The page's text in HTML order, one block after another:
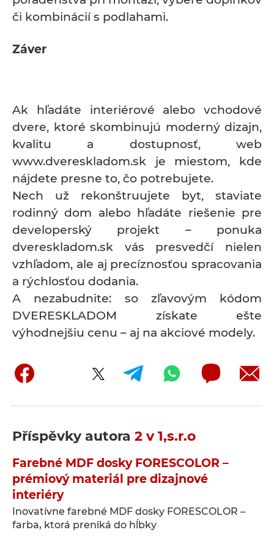
či kombinácií s podlahami.
Záver
Ak hľadáte interiérové alebo vchodové
dvere, ktoré skombinujú moderný dizajn,
kvalitu a dostupnosť, web
www.dvereskladom.sk je miestom, kde
nájdete presne to, čo potrebujete.
Nech už rekonštruujete byt, staviate
rodinný dom alebo hľadáte riešenie pre
developerský projekt – ponuka
dvereskladom.sk vás presvedčí nielen
vzhľadom, ale aj precíznosťou spracovania
a rýchlosťou dodania.
A nezabudnite: so zľavovým kódom
DVERESKLADOM získate ešte
výhodnejšiu cenu – aj na akciové modely.
Příspěvky autora 2 v 1,s.r.o
Farebné MDF dosky FORESCOLOR –
prémiový materiál pre dizajnové
interiéry
Inovatívne farebné MDF dosky FORESCOLOR –
farba, ktorá preniká do hĺbky